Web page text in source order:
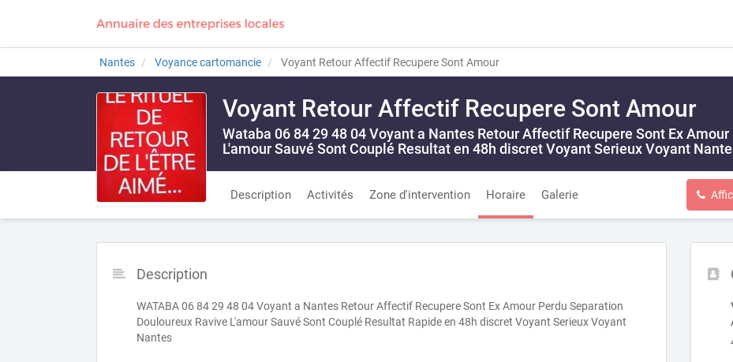
Nantes Voyance cartomancie Voyant Retour Affectif Recupere Sont Amour
Voyant Retour Affectif Recupere Sont Amour
Wataba 06 84 29 48 04 Voyant a Nantes Retour Affectif Recupere Sont Ex
L'amour Sauvé Sont Couplé Resultat en 48h discret Voyant Serieux Voyant
Description Activités Zone d'intervention Horaire Galerie
Description
WATABA 06 84 29 48 04 Voyant a Nantes Retour Affectif Recupere Sont Ex Amour Perdu Separation
Douloureux Ravive L'amour Sauvé Sont Couplé Resultat Rapide en 48h discret Voyant Serieux Voyant
Nantes